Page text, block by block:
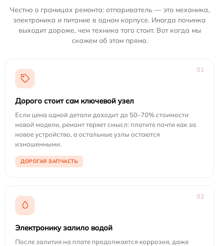
Честно о границах ремонта: отпариватель — это механика,
электроника и питание в одном корпусе. Иногда починка
выходит дороже, чем техника того стоит. Вот когда мы
скажем об этом прямо.
01
Дорого стоит сам ключевой узел
Если цена одной детали доходит до 50–70% стоимости
новой модели, ремонт теряет смысл: платите почти как за
новое устройство, а остальные узлы остаются
изношенными.
ДОРОГАЯ ЗАПЧАСТЬ
02
Электронику залило водой
После залития на плате продолжается коррозия, даже